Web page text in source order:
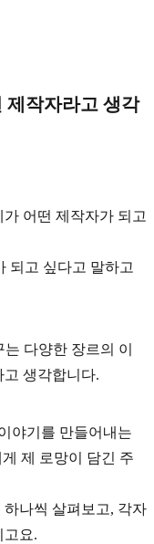
작자라고 생각
어떤 제작자가 되고
되고 싶다고 말하고
다양한 장르의 이
생각합니다.
야기를 만들어내는
제
로망이 담긴 주
나씩 살펴보고, 각자
고요.